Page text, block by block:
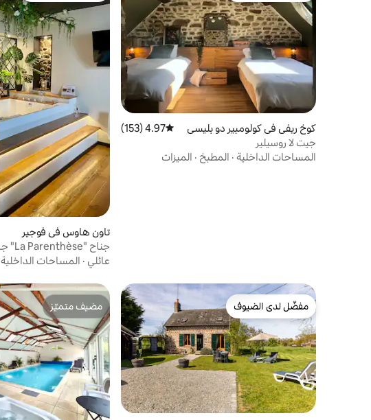
كوخ ريفي في كولومبير دو بليسي
س
متوسط التقييم 4.97 من 5، 153 مراجعات
4.97 (153)
جيت لا روسيلير
المساحات الداخلية · المطبخ · الميزات
تاون هاوس في فوجير
جناح "La Parenthèse" جاكوزي خاص
عائلي · المساحات الداخلية
مفضّل لدى الضيوف
مفضّل لدى الضيوف
مضيف متميّز
مضيف متميّز